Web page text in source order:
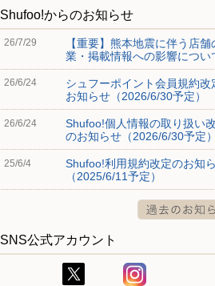
Shufoo!からのお知らせ
26/7/29
【重要】熊本地震に伴う店舗
業・掲載情報への影響につい
26/6/24
シュフーポイント会員規約改
お知らせ（2026/6/30予定）
26/6/24
Shufoo!個人情報の取り扱い
のお知らせ（2026/6/30予定）
25/6/4
Shufoo!利用規約改定のお知
（2025/6/11予定）
SNS公式アカウント